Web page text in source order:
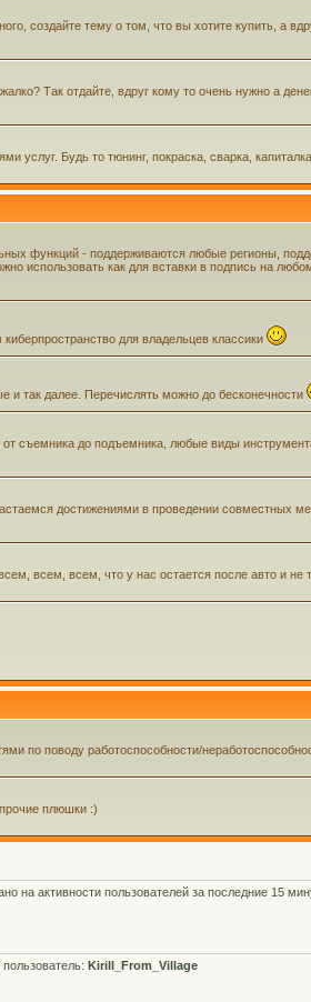
создайте тему о том, что вы хотите купить, а
Так отдайте, вдруг кому то очень нужно а
услуг. Будь то тюнинг, покраска, сварка,
функций - поддерживаются любые регионы,
использовать как для вставки в подпись на
для владельцев классики
и так далее. Перечислять можно до бесконечности
съемника до подъемника, любые виды
достижениями в проведении совместных
всем, всем, что у нас остается после авто и не
по поводу работоспособности/
плюшки :)
на активности пользователей за последние 15
Kirill_From_Village